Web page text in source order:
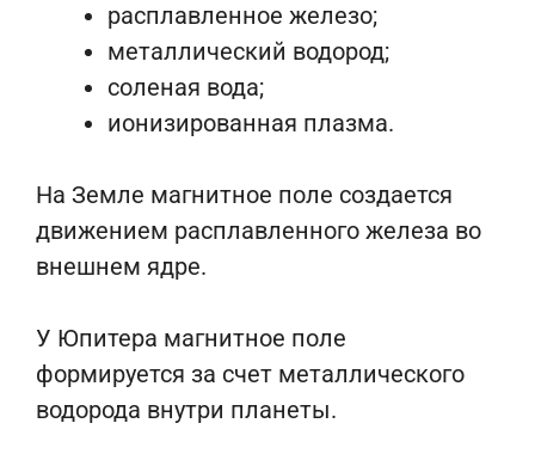
расплавленное железо;
металлический водород;
соленая вода;
ионизированная плазма.
На Земле магнитное поле создается
движением расплавленного железа во
внешнем ядре.
У Юпитера магнитное поле
формируется за счет металлического
водорода внутри планеты.